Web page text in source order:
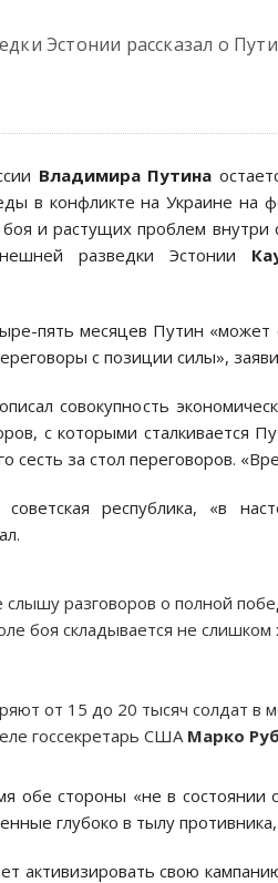
Эстонии рассказал о
Владимира Путина
в конфликте на Украине на
и растущих проблем внутри
разведки Эстонии
пять месяцев Путин «может
с позиции силы»,
совокупность
с которыми сталкивается
сесть за стол переговоров.
республика, «в
разговоров о полной
боя складывается не
от 15 до 20 тысяч солдат
госсекретарь США Марко
обе стороны «не в состоянии
глубоко в тылу
активизировать свою